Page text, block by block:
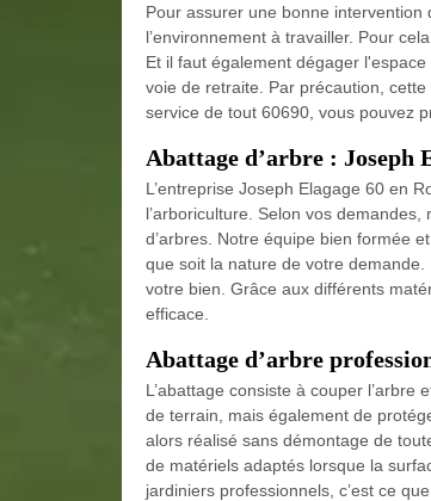
Pour assurer une bonne intervention
l’environnement à travailler. Pour
Et il faut également dégager
voie de retraite. Par précaution,
service de tout 60690, vous pouvez
Abattage d’arbre : Joseph
L’entreprise Joseph Elagage 60 en
l’arboriculture. Selon vos
d’arbres. Notre équipe bien formée
que soit la nature de votre
votre bien. Grâce aux différents
efficace.
Abattage d’arbre
L’abattage consiste à couper l’arbre
de terrain, mais également de
alors réalisé sans démontage de
de matériels adaptés lorsque la
jardiniers professionnels, c’est ce